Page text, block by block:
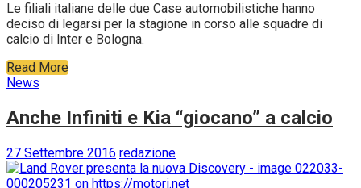
Le filiali italiane delle due Case automobilistiche hanno
deciso di legarsi per la stagione in corso alle squadre di
calcio di Inter e Bologna.
Read More
News
Anche Infiniti e Kia “giocano” a calcio
27 Settembre 2016 redazione